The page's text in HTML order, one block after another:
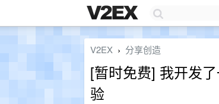
V2EX › 分享创造
[暂时免费] 我开发
验